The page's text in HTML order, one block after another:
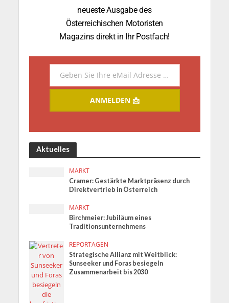
neueste Ausgabe des
Österreichischen Motoristen
Magazins direkt in Ihr Postfach!
Email Geben Sie Ihre eMail Adresse ein.
ANMELDEN 📩
Aktuelles
MARKT
Cramer: Gestärkte Marktpräsenz durch
Direktvertrieb in Österreich
MARKT
Birchmeier: Jubiläum eines
Traditionsunternehmens
REPORTAGEN
Strategische Allianz mit Weitblick:
Sunseeker und Foras besiegeln
Zusammenarbeit bis 2030